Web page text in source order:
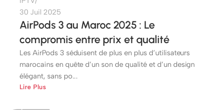
30 Juil 2025
AirPods 3 au Maroc 2025 : Le
compromis entre prix et qualité
Les AirPods 3 séduisent de plus en plus d’utilisateurs
marocains en quête d’un son de qualité et d’un design
élégant, sans po...
Lire Plus
etshop